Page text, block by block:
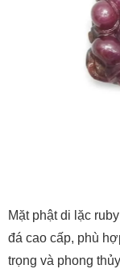
Mặt phật di lặc
đá cao cấp, phù
trọng và phong thủy